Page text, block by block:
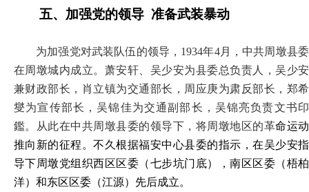
五、 加强党的领导 准备武装暴动
为加强党对武装队伍的领导， 1934年4月，中共周墩县委
在周墩城内成立。萧安轩、吴少安为县委总负责人，吴少安
兼财政部长，肖立镇为交通部长，周应庚为肃反部长，郑希
燮为宣传部长，吴锦佳为交通副部长，吴锦亮负责文书印
鑑。从此在中共周墩县委的领导下，将周墩地区的革命运动
推向新的征程。不久根据福安中心县委的指示，在吴少安指
导下周墩党组织西区区委（七步坑门底），南区区委（梧柏
洋）和东区区委（江源）先后成立。